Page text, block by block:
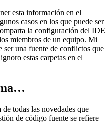
esta información en el
casos en los que puede ser
la configuración del IDE
miembros de un equipo. Mi
ser una fuente de conflictos que
estas carpetas en el
todas las novedades que
de código fuente se refiere